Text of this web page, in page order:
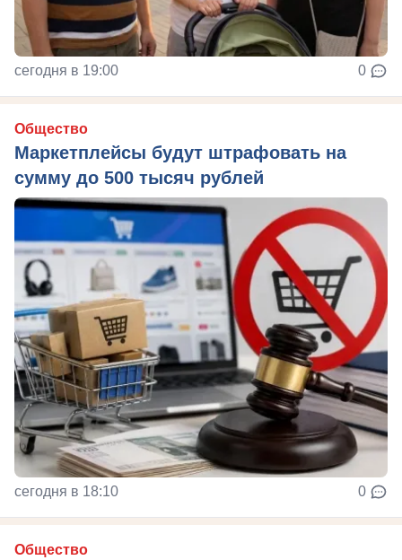
сегодня в 19:00 0
Общество
Маркетплейсы будут штрафовать на
сумму до 500 тысяч рублей
сегодня в 18:10 0
Общество